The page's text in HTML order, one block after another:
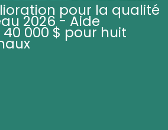
pour la qualité
2026 - Aide
000 $ pour huit